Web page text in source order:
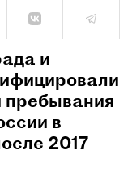
и
пребывания
в
2017